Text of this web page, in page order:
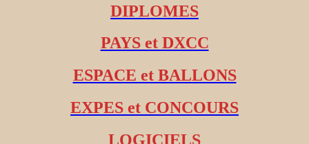
DIPLOMES
PAYS et DXCC
ESPACE et BALLONS
EXPES et CONCOURS
LOGICIELS